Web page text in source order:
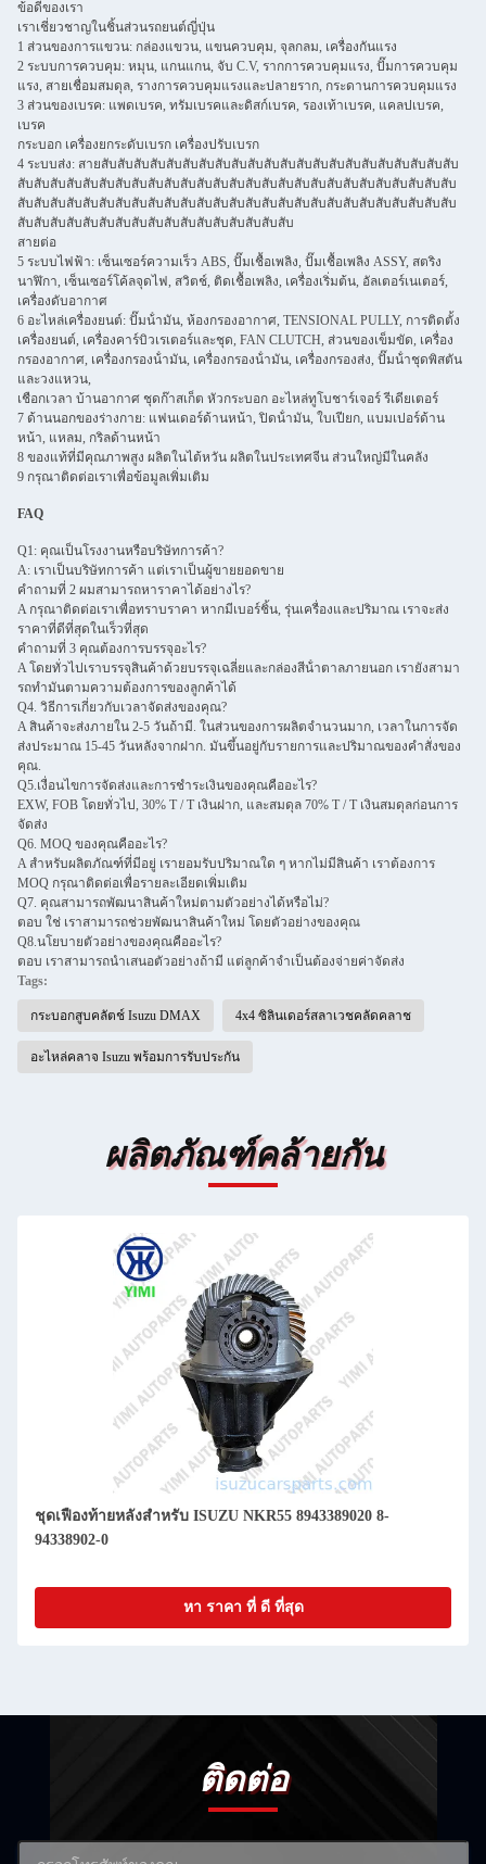
ข้อดีของเรา
เราเชี่ยวชาญในชิ้นส่วนรถยนต์ญี่ปุ่น
1 ส่วนของการแขวน: กล่องแขวน, แขนควบคุม, จุลกลม, เครื่องกันแรง
2 ระบบการควบคุม: หมุน, แกนแกน, จับ C.V, รากการควบคุมแรง, ปั๊มการควบคุม
แรง, สายเชื่อมสมดุล, รางการควบคุมแรงและปลายราก, กระดานการควบคุมแรง
3 ส่วนของเบรค: แพดเบรค, ทรัมเบรคและดิสก์เบรค, รองเท้าเบรค, แคลปเบรค,
เบรค
กระบอก เครื่องยกระดับเบรก เครื่องปรับเบรก
4 ระบบส่ง: สายสับสับสับสับสับสับสับสับสับสับสับสับสับสับสับสับสับสับสับสับสับสับ
สับสับสับสับสับสับสับสับสับสับสับสับสับสับสับสับสับสับสับสับสับสับสับสับสับสับสับ
สับสับสับสับสับสับสับสับสับสับสับสับสับสับสับสับสับสับสับสับสับสับสับสับสับสับสับ
สับสับสับสับสับสับสับสับสับสับสับสับสับสับสับสับสับ
สายต่อ
5 ระบบไฟฟ้า: เซ็นเซอร์ความเร็ว ABS, ปั๊มเชื้อเพลิง, ปั๊มเชื้อเพลิง ASSY, สตริง
นาฬิกา, เซ็นเซอร์โค้ลจุดไฟ, สวิตช์, ติดเชื้อเพลิง, เครื่องเริ่มต้น, อัลเตอร์เนเตอร์,
เครื่องดับอากาศ
6 อะไหล่เครื่องยนต์: ปั๊มน้ํามัน, ห้องกรองอากาศ, TENSIONAL PULLY, การติดตั้ง
เครื่องยนต์, เครื่องคาร์บิวเรเตอร์และชุด, FAN CLUTCH, ส่วนของเข็มขัด, เครื่อง
กรองอากาศ, เครื่องกรองน้ํามัน, เครื่องกรองน้ํามัน, เครื่องกรองส่ง, ปั๊มน้ําชุดพิสตัน
และวงแหวน,
เชือกเวลา บ้านอากาศ ชุดก๊าสเก็ต หัวกระบอก อะไหล่ทูโบชาร์เจอร์ รีเดียเตอร์
7 ด้านนอกของร่างกาย: แฟนเดอร์ด้านหน้า, ปิดน้ํามัน, ใบเปียก, แบมเปอร์ด้าน
หน้า, แหลม, กริลด้านหน้า
8 ของแท้ที่มีคุณภาพสูง ผลิตในไต้หวัน ผลิตในประเทศจีน ส่วนใหญ่มีในคลัง
9 กรุณาติดต่อเราเพื่อข้อมูลเพิ่มเติม
FAQ
Q1: คุณเป็นโรงงานหรือบริษัทการค้า?
A: เราเป็นบริษัทการค้า แต่เราเป็นผู้ขายยอดขาย
คําถามที่ 2 ผมสามารถหาราคาได้อย่างไร?
A กรุณาติดต่อเราเพื่อทราบราคา หากมีเบอร์ชิ้น, รุ่นเครื่องและปริมาณ เราจะส่ง
ราคาที่ดีที่สุดในเร็วที่สุด
คําถามที่ 3 คุณต้องการบรรจุอะไร?
A โดยทั่วไปเราบรรจุสินค้าด้วยบรรจุเฉลี่ยและกล่องสีน้ําตาลภายนอก เรายังสามา
รถทํามันตามความต้องการของลูกค้าได้
Q4. วิธีการเกี่ยวกับเวลาจัดส่งของคุณ?
A สินค้าจะส่งภายใน 2-5 วันถ้ามี. ในส่วนของการผลิตจํานวนมาก, เวลาในการจัด
ส่งประมาณ 15-45 วันหลังจากฝาก. มันขึ้นอยู่กับรายการและปริมาณของคําสั่งของ
คุณ.
Q5.เงื่อนไขการจัดส่งและการชําระเงินของคุณคืออะไร?
EXW, FOB โดยทั่วไป, 30% T / T เงินฝาก, และสมดุล 70% T / T เงินสมดุลก่อนการ
จัดส่ง
Q6. MOQ ของคุณคืออะไร?
A สําหรับผลิตภัณฑ์ที่มีอยู่ เรายอมรับปริมาณใด ๆ หากไม่มีสินค้า เราต้องการ
MOQ กรุณาติดต่อเพื่อรายละเอียดเพิ่มเติม
Q7. คุณสามารถพัฒนาสินค้าใหม่ตามตัวอย่างได้หรือไม่?
ตอบ ใช่ เราสามารถช่วยพัฒนาสินค้าใหม่ โดยตัวอย่างของคุณ
Q8.นโยบายตัวอย่างของคุณคืออะไร?
ตอบ เราสามารถนําเสนอตัวอย่างถ้ามี แต่ลูกค้าจําเป็นต้องจ่ายค่าจัดส่ง
Tags:
กระบอกสูบคลัตช์ Isuzu DMAX 4x4 ซิลินเดอร์สลาเวชคลัดคลาช
อะไหล่คลาจ Isuzu พร้อมการรับประกัน
ผลิตภัณฑ์คล้ายกัน
ชุดเฟืองท้ายหลังสำหรับ ISUZU NKR55 8943389020 8-
94338902-0
หา ราคา ที่ ดี ที่สุด
ติดต่อ